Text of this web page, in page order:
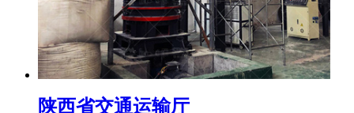
陕西省交通运输厅